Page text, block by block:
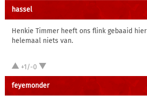
hassel
Henkie Timmer heeft ons flink gebaaid
helemaal niets van.
+1/-0
feyemonder